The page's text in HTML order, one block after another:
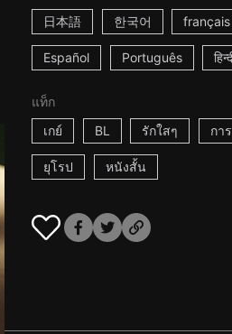
日本語 한국어 français
Español Português
แท็ก
เกย์
BL รักใสๆ กา
ยุโรป หนังสั้น